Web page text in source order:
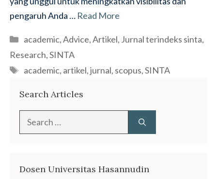
pengaruh Anda … Read More
Categories
academic,Advice,Artikel, Jurnal terindeks sinta,
Research,SINTA
Tags
academic, artikel,jurnal, scopus,SINTA
Search Articles
Dosen Universitas Hasannudin